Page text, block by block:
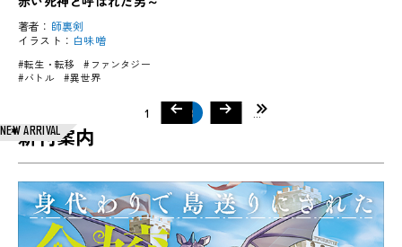
著者： 師裏剣
イラスト： 白味噌
#転生・転移
#ファンタジー
#バトル
#異世界
前のページ
1
2 3 ...
次のページ
NEW ARRIVAL
新刊案内